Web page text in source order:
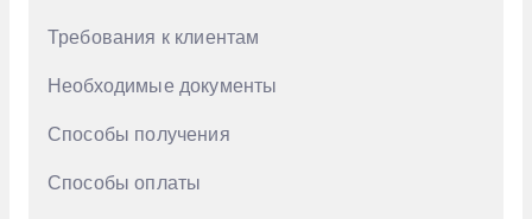
Haval
Требования к клиентам
Необходимые документы
Способы получения
Способы оплаты